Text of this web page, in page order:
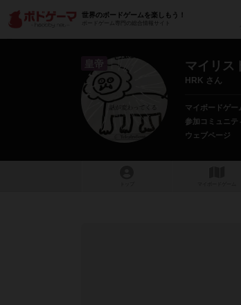
世界のボードゲームを楽しもう！
ボードゲーム専門の総合情報サイト
皇帝 マイリス
HRK さん
マイボードゲー
参加コミュニテ
ウェブページ